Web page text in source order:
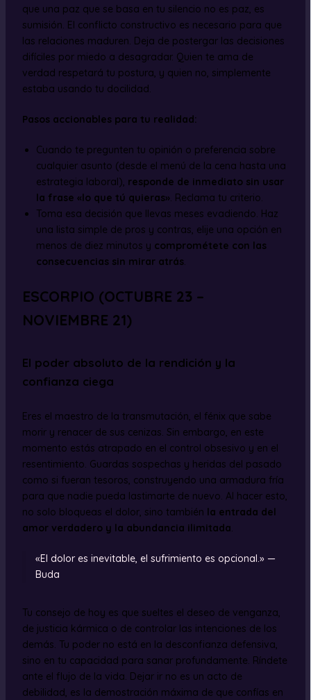
que una paz que se basa en tu silencio no es paz, es
sumisión. El conflicto constructivo es necesario para que
las relaciones maduren. Deja de postergar las decisiones
difíciles por miedo a desagradar. Quien te ama de
verdad respetará tu postura, y quien no, simplemente
estaba usando tu docilidad.
Pasos accionables para tu realidad:
Cuando te pregunten tu opinión o preferencia sobre
cualquier asunto (desde el menú de la cena hasta una
estrategia laboral), responde de inmediato sin usar
la frase «lo que tú quieras». Reclama tu criterio.
Toma esa decisión que llevas meses evadiendo. Haz
una lista simple de pros y contras, elije una opción en
menos de diez minutos y comprométete con las
consecuencias sin mirar atrás.
ESCORPIO (OCTUBRE 23 –
NOVIEMBRE 21)
El poder absoluto de la rendición y la
confianza ciega
Eres el maestro de la transmutación, el fénix que sabe
morir y renacer de sus cenizas. Sin embargo, en este
momento estás atrapado en el control obsesivo y en el
resentimiento. Guardas sospechas y heridas del pasado
como si fueran tesoros, construyendo una armadura fría
para que nadie pueda lastimarte de nuevo. Al hacer esto,
no solo bloqueas el dolor, sino también la entrada del
amor verdadero y la abundancia ilimitada
«El dolor es inevitable, el sufrimiento es opcional.» —
Buda
Tu consejo de hoy es que sueltes el deseo de venganza,
de justicia kármica o de controlar las intenciones de los
demás. Tu poder no está en la desconfianza defensiva,
sino en tu capacidad para sanar profundamente. Ríndete
ante el flujo de la vida. Dejar ir no es un acto de
debilidad, es la demostración máxima de que confías en